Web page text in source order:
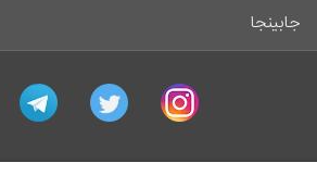
لیست مشاغل
آگهی‌های استخدام
راهنمای ثبت آگهی استخدام
قوانین و مقررات کارفرمایان
جابینجا
جابینجا در رسانه‌ها
راهنمای استفاده برای کارجویان
instagram
twitter
telegram